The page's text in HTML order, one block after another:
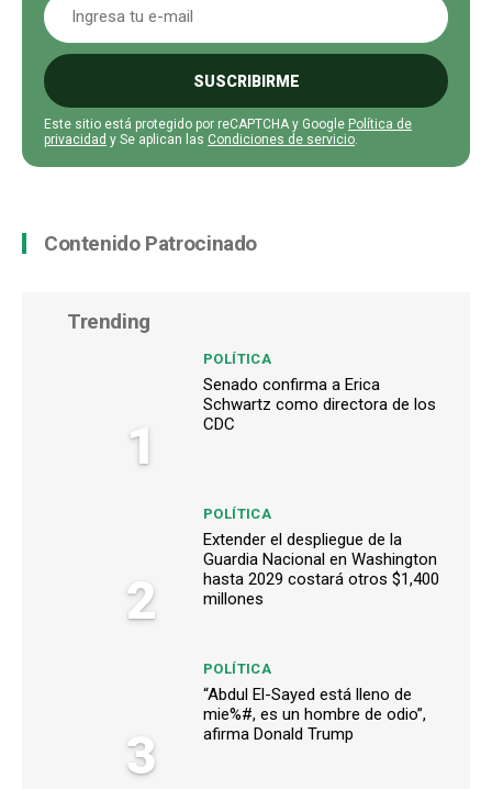
SUSCRIBIRME
Este sitio está protegido por reCAPTCHA y Google Política de
privacidad y Se aplican las Condiciones de servicio.
Contenido Patrocinado
Trending
1
POLÍTICA
Senado confirma a Erica
Schwartz como directora de los
CDC
2
POLÍTICA
Extender el despliegue de la
Guardia Nacional en Washington
hasta 2029 costará otros $1,400
millones
3
POLÍTICA
“Abdul El-Sayed está lleno de
mie%#, es un hombre de odio”,
afirma Donald Trump